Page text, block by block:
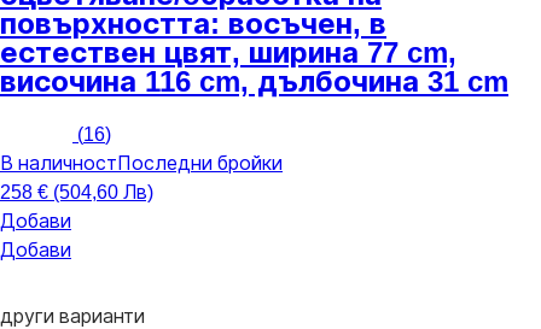
повърхността: восъчен, в
естествен цвят, ширина 77 cm,
височина 116 cm, дълбочина 31 cm
(16)
В наличност Последни бройки
258 € (504,60 Лв)
Добави
Добави
други варианти